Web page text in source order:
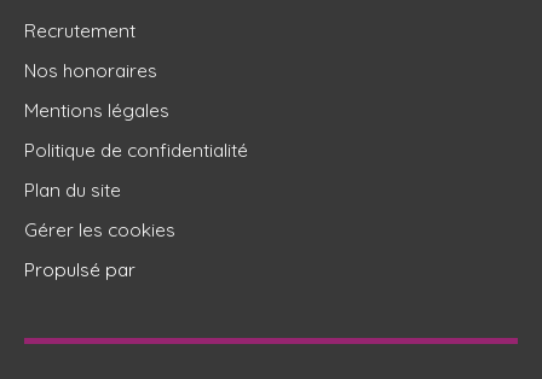
Recrutement
Nos honoraires
Mentions légales
Politique de confidentialité
Plan du site
Gérer les cookies
Propulsé par